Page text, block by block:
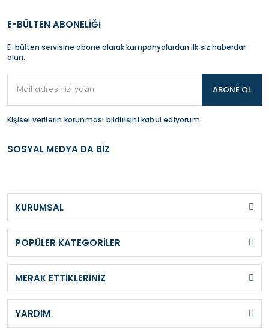
E-BÜLTEN ABONELİĞİ
E-bülten servisine abone olarak kampanyalardan ilk siz haberdar
olun.
ABONE OL
Kişisel verilerin korunması bildirisini kabul ediyorum
SOSYAL MEDYA DA BİZ
KURUMSAL
POPÜLER KATEGORİLER
MERAK ETTİKLERİNİZ
YARDIM